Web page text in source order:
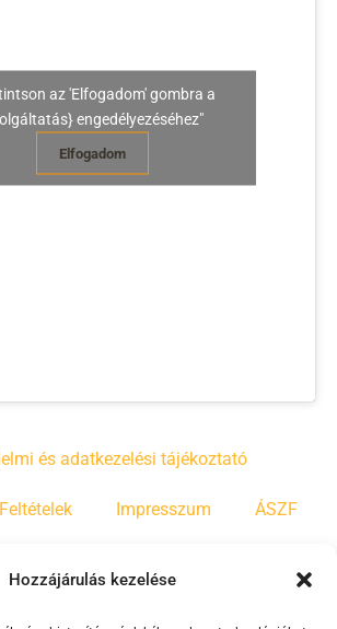
Hozzájárulás kezelése
az 'Elfogadom' gombra a
engedélyezéséhez"
Elfogadom
és adatkezelési tájékoztató
Impresszum ÁSZF